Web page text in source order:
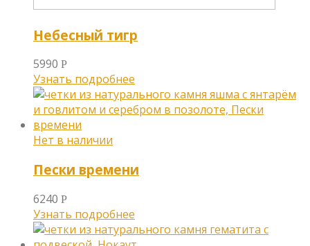
Небесный тигр
5990 Р
Узнать подробнее
Пески времени
6240 Р
Узнать подробнее